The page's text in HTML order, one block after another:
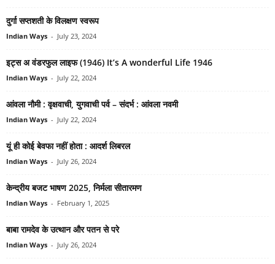
दुर्गा सप्‍तशती के विलक्षण स्‍वरूप
Indian Ways - July 23, 2024
इट्स अ वंडरफुल लाइफ (1946) It’s A wonderful Life 1946
Indian Ways - July 22, 2024
आंवला नौमी : वृक्षवाची, युगवाची पर्व – संदर्भ : आंवला नवमी
Indian Ways - July 22, 2024
यूं ही कोई बेवफा नहीं होता : आदर्श लिबरल
Indian Ways - July 26, 2024
केन्‍द्रीय बजट भाषण 2025, निर्मला सीतारमण
Indian Ways - February 1, 2025
बाबा रामदेव के उत्‍थान और पतन से परे
Indian Ways - July 26, 2024